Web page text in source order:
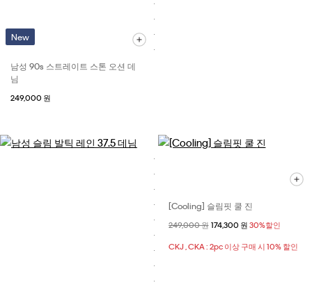
New
남성 90s 스트레이트 스톤 오션 데
님
249,000 원
[Cooling] 슬림핏 쿨 진
할인 전 가격
249,000 원할인된 가격
174,300 원 30%할인
CKJ , CKA : 2pc 이상 구매 시 10% 할인